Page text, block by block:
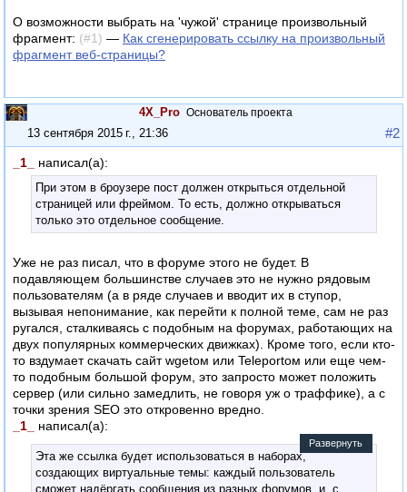
О возможности выбрать на 'чужой' странице произвольный
фрагмент: (#1) — Как сгенерировать ссылку на произвольный
фрагмент веб-страницы?
4X_Pro Основатель проекта
13 сентября 2015 г., 21:36 #2
_1_ написал(а):
При этом в броузере пост должен открыться отдельной
страницей или фреймом. То есть, должно открываться
только это отдельное сообщение.
Уже не раз писал, что в форуме этого не будет. В
подавляющем большинстве случаев это не нужно рядовым
пользователям (а в ряде случаев и вводит их в ступор,
вызывая непонимание, как перейти к полной теме, сам не раз
ругался, сталкиваясь с подобным на форумах, работающих на
двух популярных коммерческих движках). Кроме того, если кто-
то вздумает скачать сайт wgetом или Teleportом или еще чем-
то подобным большой форум, это запросто может положить
сервер (или сильно замедлить, не говоря уж о траффике), а с
точки зрения SEO это откровенно вредно.
_1_
написал(а):
Развернуть
Эта же ссылка будет использоваться в наборах,
создающих виртуальные темы: каждый пользователь
сможет надёргать сообщения из разных форумов, и, с